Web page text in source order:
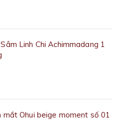
Linh Chi Achimmadang 1
mắt Ohui beige moment số 01